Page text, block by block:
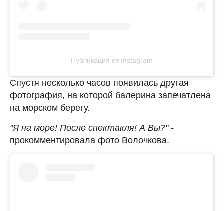
Публикация от Instagram
Спустя несколько часов появилась другая
фотография, на которой балерина запечатлена
на морском берегу.
"Я на море! После спектакля! А Вы?" -
прокомментировала фото Волочкова.